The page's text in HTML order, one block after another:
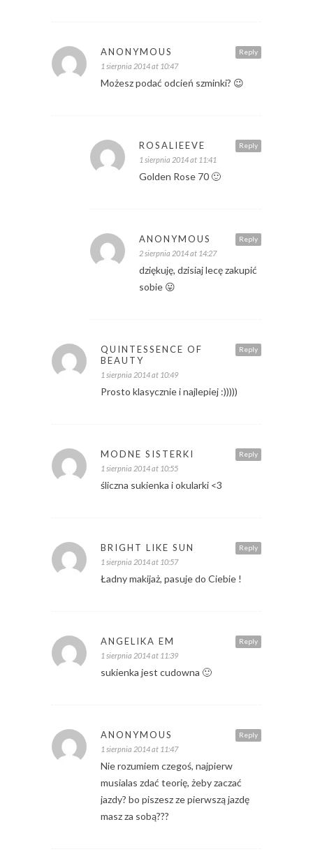
Reply
ANONYMOUS
1 sierpnia 2014 at 10:47
Możesz podać odcień szminki? 😉
Reply
ROSALIEEVE
1 sierpnia 2014 at 11:41
Golden Rose 70 🙂
Reply
ANONYMOUS
2 sierpnia 2014 at 14:27
dziękuję, dzisiaj lecę zakupić
sobie 😛
Reply
QUINTESSENCE OF
BEAUTY
1 sierpnia 2014 at 10:49
Prosto klasycznie i najlepiej :)))))
Reply
MODNE SISTERKI
1 sierpnia 2014 at 10:55
śliczna sukienka i okularki <3
Reply
BRIGHT LIKE SUN
1 sierpnia 2014 at 10:57
Ładny makijaż, pasuje do Ciebie !
Reply
ANGELIKA EM
1 sierpnia 2014 at 11:39
sukienka jest cudowna 🙂
Reply
ANONYMOUS
1 sierpnia 2014 at 11:47
Nie rozumiem czegoś, najpierw
musialas zdać teorię, żeby zaczać
jazdy? bo piszesz ze pierwszą jazdę
masz za sobą???